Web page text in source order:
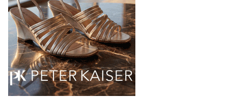
Но в модели Miu Miu Bubble присутствует еще и…
05.08.2026 1976